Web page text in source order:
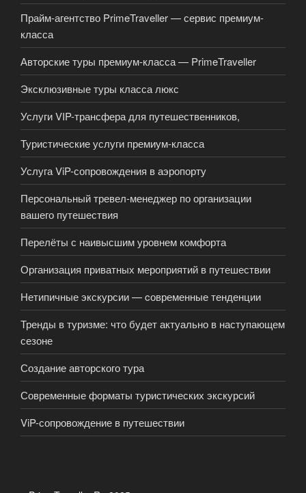
Прайм-агентство PrimeTraveller — сервис премиум-
класса
Авторские туры премиум-класса — PrimeTraveller
Эксклюзивные туры класса люкс
Услуги VIP-трансфера для путешественников,
Туристические услуги премиум-класса
Услуга ViP-сопровождения в аэропорту
Персональный тревел-менеджер по организации
вашего путешествия
Перелёты с наивысшим уровнем комфорта
Организация приватных мероприятий в путешествии
Нетипичные экскурсии — cовременные тенденции
Тренды в туризме: что будет актуально в наступающем
сезоне
Создание авторского тура
Современные форматы туристических экскурсий
ViP-сопровождение в путешествии